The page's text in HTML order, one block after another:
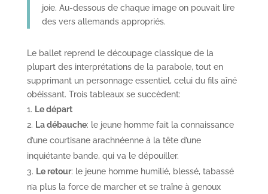
joie. Au-dessous de chaque image on pouvait lire
des vers allemands appropriés.
Le ballet reprend le découpage classique de la
plupart des interprétations de la parabole, tout en
supprimant un personnage essentiel, celui du fils aîné
obéissant. Trois tableaux se succèdent:
Le départ
La débauche: le jeune homme fait la connaissance
d’une courtisane arachnéenne à la tête d’une
inquiétante bande, qui va le dépouiller.
Le retour: le jeune homme humilié, blessé, tabassé
n’a plus la force de marcher et se traîne à genoux